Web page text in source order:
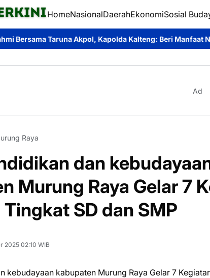
HomeNasionalDaerahEkonomiSosial
Kapolda Kalteng: Beri Manfaat Nyata dan Inspiratif Bagi
Ad
Raya
dan
Murung Raya Gelar 7
SD dan SMP
2025 02:10 WIB
kebudayaan kabupaten Murung Raya Gelar 7